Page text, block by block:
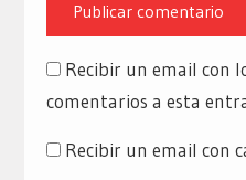
Recibir un email con
comentarios a esta
Recibir un email con